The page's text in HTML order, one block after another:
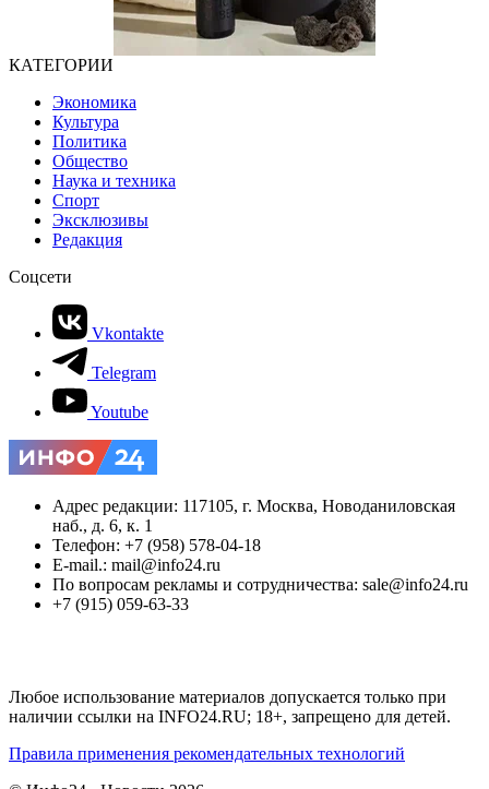
КАТЕГОРИИ
Экономика
Культура
Политика
Общество
Наука и техника
Спорт
Эксклюзивы
Редакция
Соцсети
Vkontakte
Telegram
Youtube
Адрес редакции: 117105, г. Москва, Новоданиловская
наб., д. 6, к. 1
Телефон: +7 (958) 578-04-18
E-mail.: mail@info24.ru
По вопросам рекламы и сотрудничества: sale@info24.ru
+7 (915) 059-63-33
Любое использование материалов допускается только при
наличии ссылки на INFO24.RU; 18+, запрещено для детей.
Правила применения рекомендательных технологий